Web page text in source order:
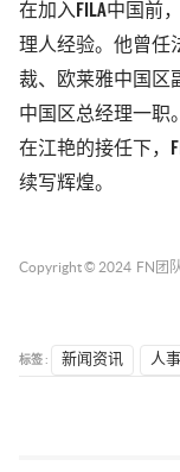
在加入FILA中国前
理人经验。他曾任
裁、欧莱雅中国区
中国区总经理一职
在江艳的接任下，
续写辉煌。
Copyright © 2024 FN团队
标签 : 新闻资讯 人